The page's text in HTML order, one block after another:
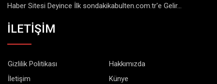
Haber Sitesi Deyince İlk sondakikabulten.com.tr'e Gelir...
İLETİŞİM
Gizlilik Politikası
Hakkımızda
İletişim
Künye